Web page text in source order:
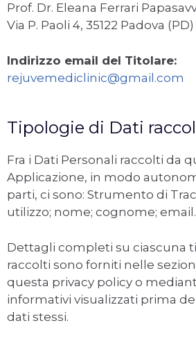
Prof. Dr. Eleana Ferrari
Via P. Paoli 4, 35122 Padova (PD)
Indirizzo email del Titolare:
rejuvemediclinic@gmail.com
Tipologie di Dati
Fra i Dati Personali raccolti da
Applicazione, in modo
parti, ci sono: Strumento di
utilizzo; nome; cognome; email.
Dettagli completi su ciascuna
raccolti sono forniti nelle
questa privacy policy o
informativi visualizzati prima
dati stessi.